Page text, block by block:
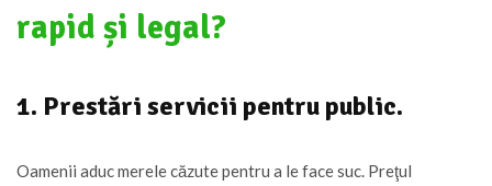
rapid și legal?
1. Prestări servicii pentru public.
Oamenii aduc merele căzute pentru a le face suc. Preţul